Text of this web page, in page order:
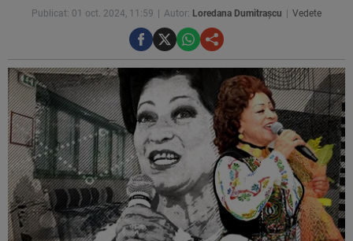
Publicat: 01 oct. 2024, 11:59 Autor: Loredana Dumitrașcu Vedete